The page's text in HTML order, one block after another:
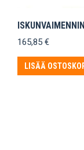
165,85 €
LISÄÄ